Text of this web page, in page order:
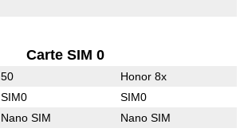
Carte SIM 0
50 Honor 8x
SIM0 SIM0
Nano SIM Nano SIM